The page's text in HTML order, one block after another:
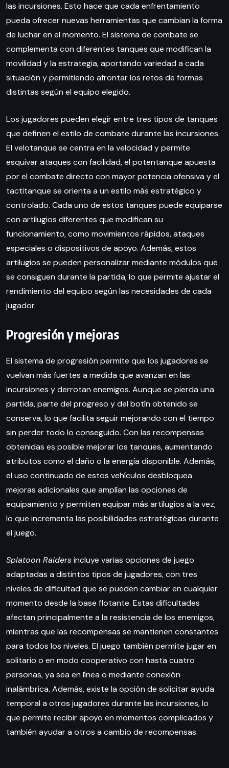
las incursiones. Esto hace que cada enfrentamiento
pueda ofrecer nuevas herramientas que cambian la forma
de luchar en el momento. El sistema de combate se
complementa con diferentes tanques que modifican la
movilidad y la estrategia, aportando variedad a cada
situación y permitiendo afrontar los retos de formas
distintas según el equipo elegido.
Los jugadores pueden elegir entre tres tipos de tanques
que definen el estilo de combate durante las incursiones.
El velotanque se centra en la velocidad y permite
esquivar ataques con facilidad, el potentanque apuesta
por el combate directo con mayor potencia ofensiva y el
tactitanque se orienta a un estilo más estratégico y
controlado. Cada uno de estos tanques puede equiparse
con artilugios diferentes que modifican su
funcionamiento, como movimientos rápidos, ataques
especiales o dispositivos de apoyo. Además, estos
artilugios se pueden personalizar mediante módulos que
se consiguen durante la partida, lo que permite ajustar el
rendimiento del equipo según las necesidades de cada
jugador.
Progresión y mejoras
El sistema de progresión permite que los jugadores se
vuelvan más fuertes a medida que avanzan en las
incursiones y derrotan enemigos. Aunque se pierda una
partida, parte del progreso y del botín obtenido se
conserva, lo que facilita seguir mejorando con el tiempo
sin perder todo lo conseguido. Con las recompensas
obtenidas es posible mejorar los tanques, aumentando
atributos como el daño o la energía disponible. Además,
el uso continuado de estos vehículos desbloquea
mejoras adicionales que amplían las opciones de
equipamiento y permiten equipar más artilugios a la vez,
lo que incrementa las posibilidades estratégicas durante
el juego.
Splatoon Raidersincluye varias opciones de juego
adaptadas a distintos tipos de jugadores, con tres
niveles de dificultad que se pueden cambiar en cualquier
momento desde la base flotante. Estas dificultades
afectan principalmente a la resistencia de los enemigos,
mientras que las recompensas se mantienen constantes
para todos los niveles. El juego también permite jugar en
solitario o en modo cooperativo con hasta cuatro
personas, ya sea en línea o mediante conexión
inalámbrica. Además, existe la opción de solicitar ayuda
temporal a otros jugadores durante las incursiones, lo
que permite recibir apoyo en momentos complicados y
también ayudar a otros a cambio de recompensas.